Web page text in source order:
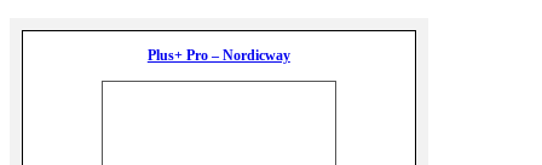
Plus+ Pro – Nordicway